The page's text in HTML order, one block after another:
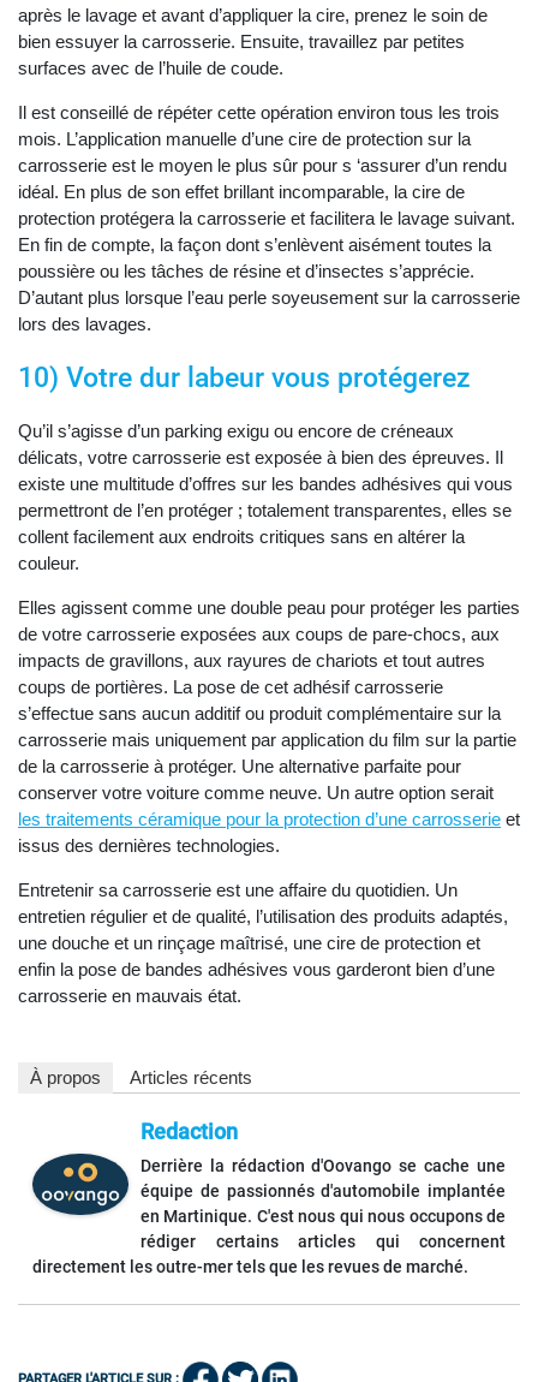
après le lavage et avant d’appliquer la cire, prenez le soin de
bien essuyer la carrosserie. Ensuite, travaillez par petites
surfaces avec de l’huile de coude.
Il est conseillé de répéter cette opération environ tous les trois
mois. L’application manuelle d’une cire de protection sur la
carrosserie est le moyen le plus sûr pour s ‘assurer d’un rendu
idéal. En plus de son effet brillant incomparable, la cire de
protection protégera la carrosserie et facilitera le lavage suivant.
En fin de compte, la façon dont s’enlèvent aisément toutes la
poussière ou les tâches de résine et d’insectes s’apprécie.
D’autant plus lorsque l’eau perle soyeusement sur la carrosserie
lors des lavages.
10) Votre dur labeur vous protégerez
Qu’il s’agisse d’un parking exigu ou encore de créneaux
délicats, votre carrosserie est exposée à bien des épreuves. Il
existe une multitude d’offres sur les bandes adhésives qui vous
permettront de l’en protéger ; totalement transparentes, elles se
collent facilement aux endroits critiques sans en altérer la
couleur.
Elles agissent comme une double peau pour protéger les parties
de votre carrosserie exposées aux coups de pare-chocs, aux
impacts de gravillons, aux rayures de chariots et tout autres
coups de portières. La pose de cet adhésif carrosserie
s’effectue sans aucun additif ou produit complémentaire sur la
carrosserie mais uniquement par application du film sur la partie
de la carrosserie à protéger. Une alternative parfaite pour
conserver votre voiture comme neuve. Un autre option serait
les traitements céramique pour la protection d’une carrosserie et
issus des dernières technologies.
Entretenir sa carrosserie est une affaire du quotidien. Un
entretien régulier et de qualité, l’utilisation des produits adaptés,
une douche et un rinçage maîtrisé, une cire de protection et
enfin la pose de bandes adhésives vous garderont bien d’une
carrosserie en mauvais état.
À propos Articles récents
Redaction
Derrière la rédaction d'Oovango se cache une
équipe de passionnés d'automobile implantée
en Martinique. C'est nous qui nous occupons de
rédiger certains articles qui concernent
directement les outre-mer tels que les revues de marché.